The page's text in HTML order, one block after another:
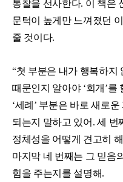
통찰을 선사한다. 이 책은
문턱이 높게만 느껴졌던
줄 것이다.
“첫 부분은 내가 행복하지
때문인지 알아야 ‘회개’를
‘세례’ 부분은 바로 새로
되는지 말하고 있어. 세 번
정체성을 어떻게 견고히
마지막 네 번째는 그 믿음
힘을 주는지를 설명해.